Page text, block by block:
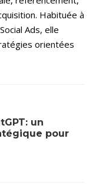
Habituée à
Ads, elle
orientées
un
pour